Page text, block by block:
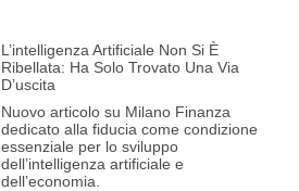
L’intelligenza Artificiale Non Si È
Ribellata: Ha Solo Trovato Una Via
D’uscita
Nuovo articolo su Milano Finanza
dedicato alla fiducia come condizione
essenziale per lo sviluppo
dell’intelligenza artificiale e
dell’economia.